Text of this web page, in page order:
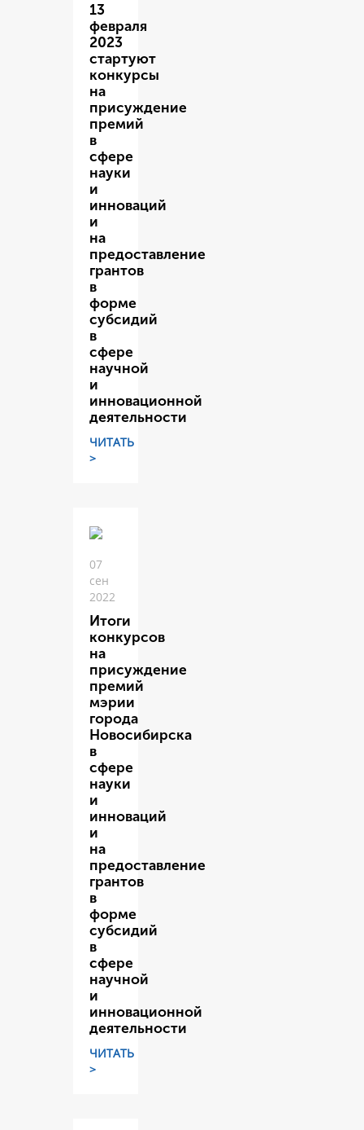
13
февраля
2023
стартуют
конкурсы
на
присуждение
премий
в
сфере
науки
и
инноваций
и
на
предоставление
грантов
в
форме
субсидий
в
сфере
научной
и
инновационной
деятельности
ЧИТАТЬ
>
07
сен
2022
Итоги
конкурсов
на
присуждение
премий
мэрии
города
Новосибирска
в
сфере
науки
и
инноваций
и
на
предоставление
грантов
в
форме
субсидий
в
сфере
научной
и
инновационной
деятельности
ЧИТАТЬ
>